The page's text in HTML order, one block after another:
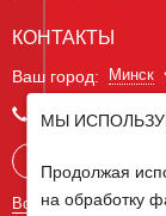
КОНТАКТЫ
Ваш город: Минск
+375 29 238 97 34
Все контакты
МЫ
Продолжая
на обработку